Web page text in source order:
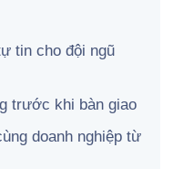
tin cho đội ngũ
trước khi bàn giao
doanh nghiệp từ